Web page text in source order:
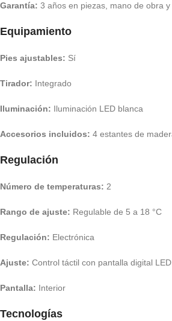
Garantía: 3 años en piezas, mano de obra
Equipamiento
Pies ajustables: Sí
Tirador: Integrado
Iluminación: Iluminación LED blanca
Accesorios incluidos: 4 estantes de
Regulación
Número de temperaturas: 2
Rango de ajuste: Regulable de 5 a 18 °C
Regulación: Electrónica
Ajuste: Control táctil con pantalla digital LED
Pantalla: Interior
Tecnologías